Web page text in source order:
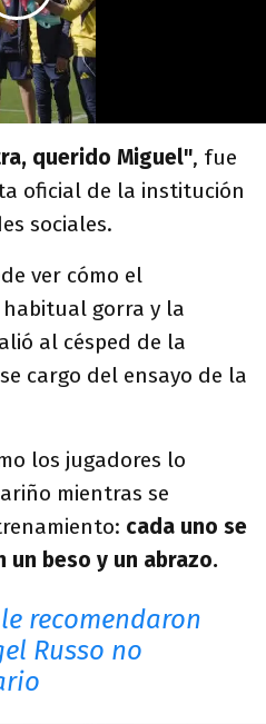
querido Miguel", fue
oficial de la institución
sociales.
ver cómo el
gorra y la
al césped de la
cargo del ensayo de la
los jugadores lo
mientras se
cada uno se
beso y un abrazo.
recomendaron
Russo no